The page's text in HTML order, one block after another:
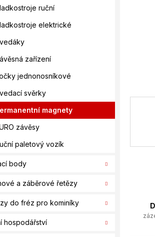
ruční
elektrické
zařízení
jednonosníkové
svěrky
magnety
závěsy
paletový vozík
body
a záběrové řetězy
do fréz pro kominíky
hospodářství